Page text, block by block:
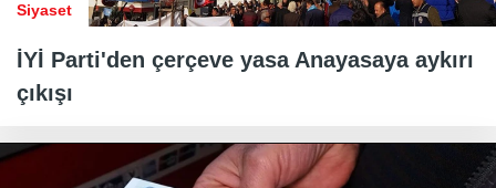
Siyaset
İYİ Parti'den çerçeve yasa Anayasaya aykırı
çıkışı